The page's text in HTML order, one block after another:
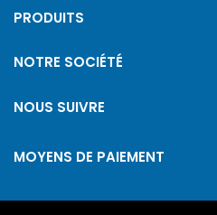
PRODUITS
NOTRE SOCIÉTÉ
NOUS SUIVRE
MOYENS DE PAIEMENT